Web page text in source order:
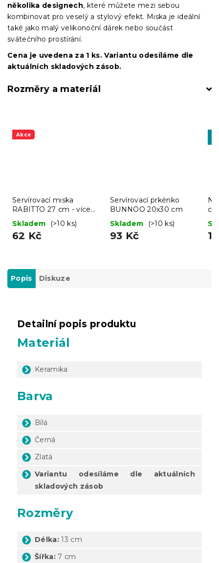
několika designech, které můžete mezi sebou
kombinovat pro veselý a stylový efekt. Miska je ideální
také jako malý velikonoční dárek nebo součást
svátečního prostírání.
Cena je uvedena za 1 ks. Variantu odesíláme dle
aktuálních skladových zásob.
Rozměry a materiál
Akce
Servírovací miska
RABITTO 27 cm - více
variant
Skladem (>10 ks)
62 Kč
Servírovací prkénko
BUNNOO 20x30 cm
Skladem
(>10 ks)
93 Kč
Popis Diskuze
Detailní popis produktu
Materiál
Keramika
Barva
Bílá
Černá
Zlatá
Variantu odesíláme dle aktuálních
skladových zásob
Rozměry
Délka: 13 cm
Šířka: 7 cm